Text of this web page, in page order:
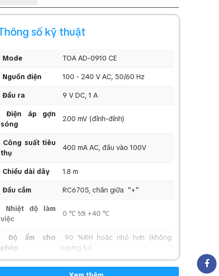
số kỹ thuật
Mode TOA AD-0910 CE
Nguồn điện 100 - 240 V AC, 50/60 Hz
Đầu ra 9 V DC, 1 A
Điện áp gợn
sóng
200 mV (đỉnh-đỉnh)
Công suất tiêu
thụ
400 mA AC, đầu vào 100V
Chiều dài dây 1.8 m
Đầu cắm RC6705, chân giữa "+"
Nhiệt độ làm
việc
0 ℃ tới +40 ℃
Độ ẩm cho
phép
90 %RH hoặc nhỏ hơn (không
ngưng tụ)
Vật liệu Vỏ: hợp kim PC/ABS, màu đen